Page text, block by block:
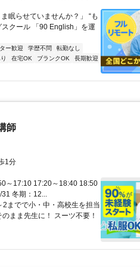
眠らせていませんか？」 “も
クール 「90 English」を運
ー歓迎 学歴不問
転勤なし
在宅OK ブランクOK
長期歓迎
師
1分
～17:10 17:20～18:40 18:50
冬期：12...
までで小・中・高校生を担当
まま先生に！ スーツ不要！